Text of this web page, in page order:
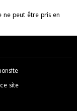
ne peut être pris en
site